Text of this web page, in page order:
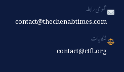
عمومی رابطہ
contact@thechenabtimes.com
شکایات
contact@ctft.org